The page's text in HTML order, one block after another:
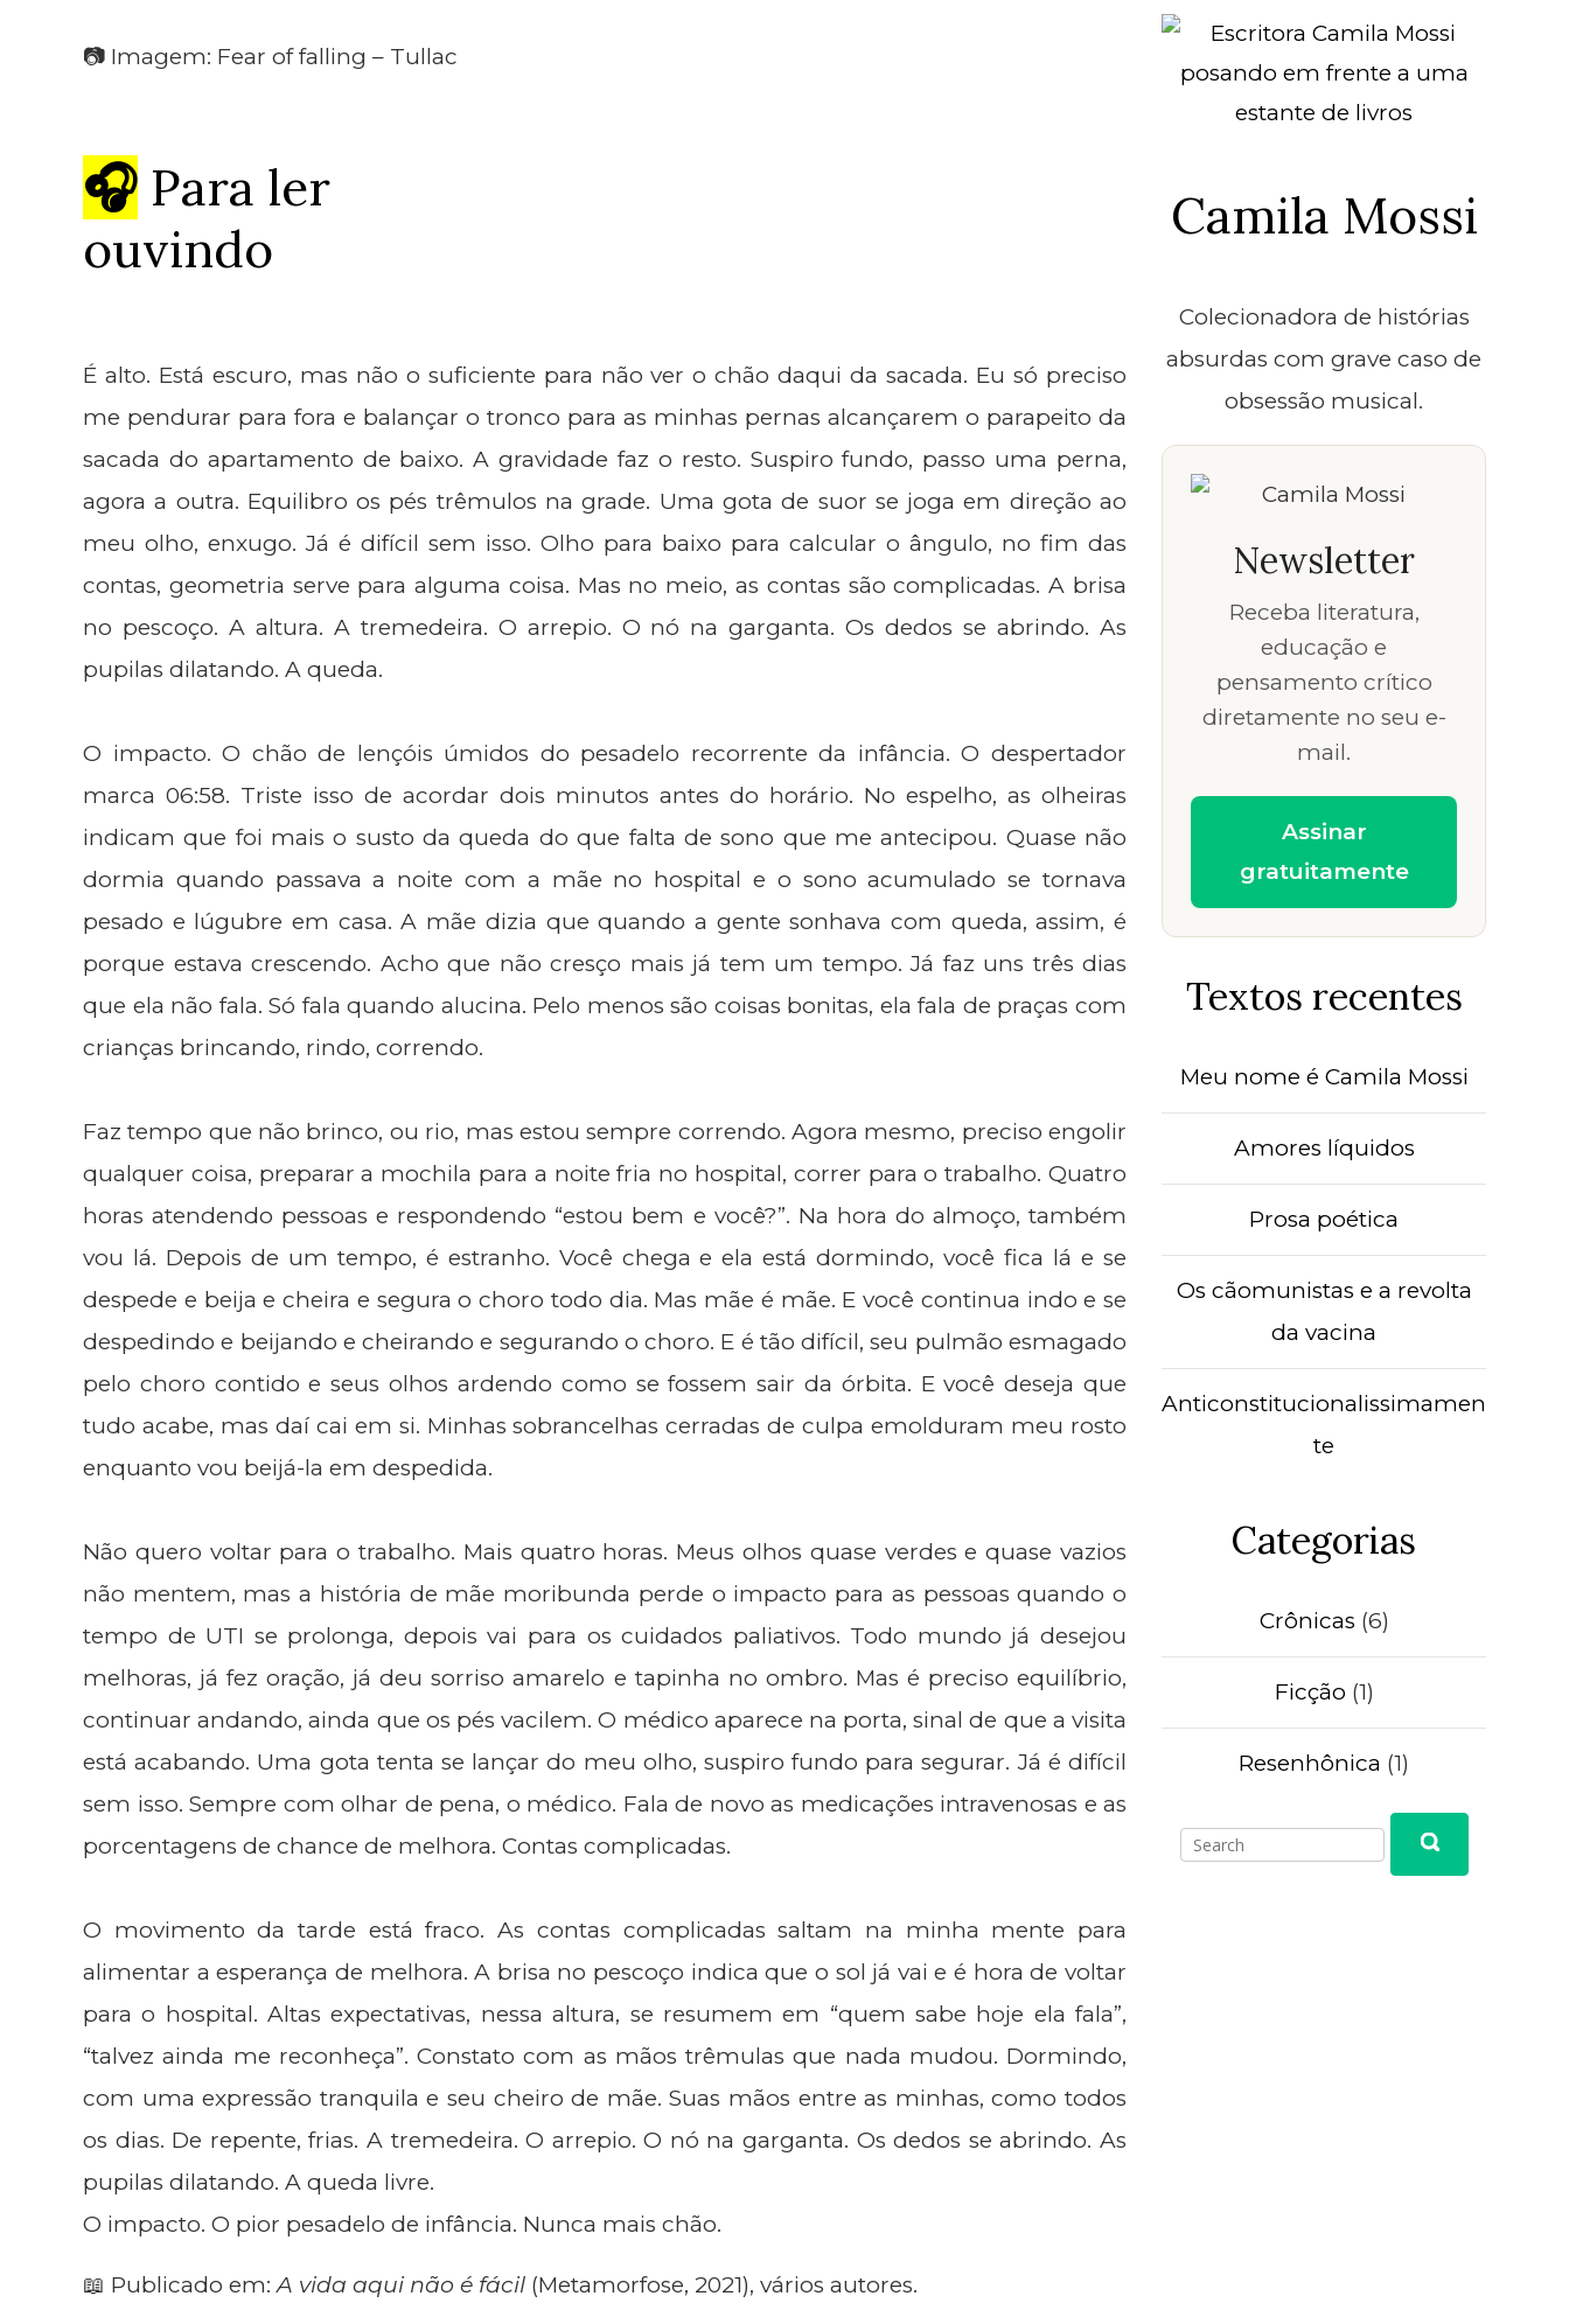
📷 Imagem: Fear of falling – Tullac
🎧 Para ler
ouvindo
É alto. Está escuro, mas não o suficiente para não ver o chão daqui da sacada. Eu só preciso
me pendurar para fora e balançar o tronco para as minhas pernas alcançarem o parapeito da
sacada do apartamento de baixo. A gravidade faz o resto. Suspiro fundo, passo uma perna,
agora a outra. Equilibro os pés trêmulos na grade. Uma gota de suor se joga em direção ao
meu olho, enxugo. Já é difícil sem isso. Olho para baixo para calcular o ângulo, no fim das
contas, geometria serve para alguma coisa. Mas no meio, as contas são complicadas. A brisa
no pescoço. A altura. A tremedeira. O arrepio. O nó na garganta. Os dedos se abrindo. As
pupilas dilatando. A queda.
O impacto. O chão de lençóis úmidos do pesadelo recorrente da infância. O despertador
marca 06:58. Triste isso de acordar dois minutos antes do horário. No espelho, as olheiras
indicam que foi mais o susto da queda do que falta de sono que me antecipou. Quase não
dormia quando passava a noite com a mãe no hospital e o sono acumulado se tornava
pesado e lúgubre em casa. A mãe dizia que quando a gente sonhava com queda, assim, é
porque estava crescendo. Acho que não cresço mais já tem um tempo. Já faz uns três dias
que ela não fala. Só fala quando alucina. Pelo menos são coisas bonitas, ela fala de praças com
crianças brincando, rindo, correndo.
Faz tempo que não brinco, ou rio, mas estou sempre correndo. Agora mesmo, preciso engolir
qualquer coisa, preparar a mochila para a noite fria no hospital, correr para o trabalho. Quatro
horas atendendo pessoas e respondendo “estou bem e você?”. Na hora do almoço, também
vou lá. Depois de um tempo, é estranho. Você chega e ela está dormindo, você fica lá e se
despede e beija e cheira e segura o choro todo dia. Mas mãe é mãe. E você continua indo e se
despedindo e beijando e cheirando e segurando o choro. E é tão difícil, seu pulmão esmagado
pelo choro contido e seus olhos ardendo como se fossem sair da órbita. E você deseja que
tudo acabe, mas daí cai em si. Minhas sobrancelhas cerradas de culpa emolduram meu rosto
enquanto vou beijá-la em despedida.
Não quero voltar para o trabalho. Mais quatro horas. Meus olhos quase verdes e quase vazios
não mentem, mas a história de mãe moribunda perde o impacto para as pessoas quando o
tempo de UTI se prolonga, depois vai para os cuidados paliativos. Todo mundo já desejou
melhoras, já fez oração, já deu sorriso amarelo e tapinha no ombro. Mas é preciso equilíbrio,
continuar andando, ainda que os pés vacilem. O médico aparece na porta, sinal de que a visita
está acabando. Uma gota tenta se lançar do meu olho, suspiro fundo para segurar. Já é difícil
sem isso. Sempre com olhar de pena, o médico. Fala de novo as medicações intravenosas e as
porcentagens de chance de melhora. Contas complicadas.
O movimento da tarde está fraco. As contas complicadas saltam na minha mente para
alimentar a esperança de melhora. A brisa no pescoço indica que o sol já vai e é hora de voltar
para o hospital. Altas expectativas, nessa altura, se resumem em “quem sabe hoje ela fala”,
“talvez ainda me reconheça”. Constato com as mãos trêmulas que nada mudou. Dormindo,
com uma expressão tranquila e seu cheiro de mãe. Suas mãos entre as minhas, como todos
os dias. De repente, frias. A tremedeira. O arrepio. O nó na garganta. Os dedos se abrindo. As
pupilas dilatando. A queda livre.
O impacto. O pior pesadelo de infância. Nunca mais chão.
📖 Publicado em:A vida aqui não é fácil (Metamorfose, 2021), vários autores.
Camila Mossi
Colecionadora de histórias
absurdas com grave caso de
obsessão musical.
Newsletter
Receba literatura,
educação e
pensamento crítico
diretamente no seu e-
mail.
Assinar
gratuitamente
Textos recentes
Meu nome é Camila Mossi
Amores líquidos
Prosa poética
Os cãomunistas e a revolta
da vacina
Anticonstitucionalissimamen
te
Categorias
Crônicas (6)
Ficção (1)
Resenhônica (1)
Search
Search